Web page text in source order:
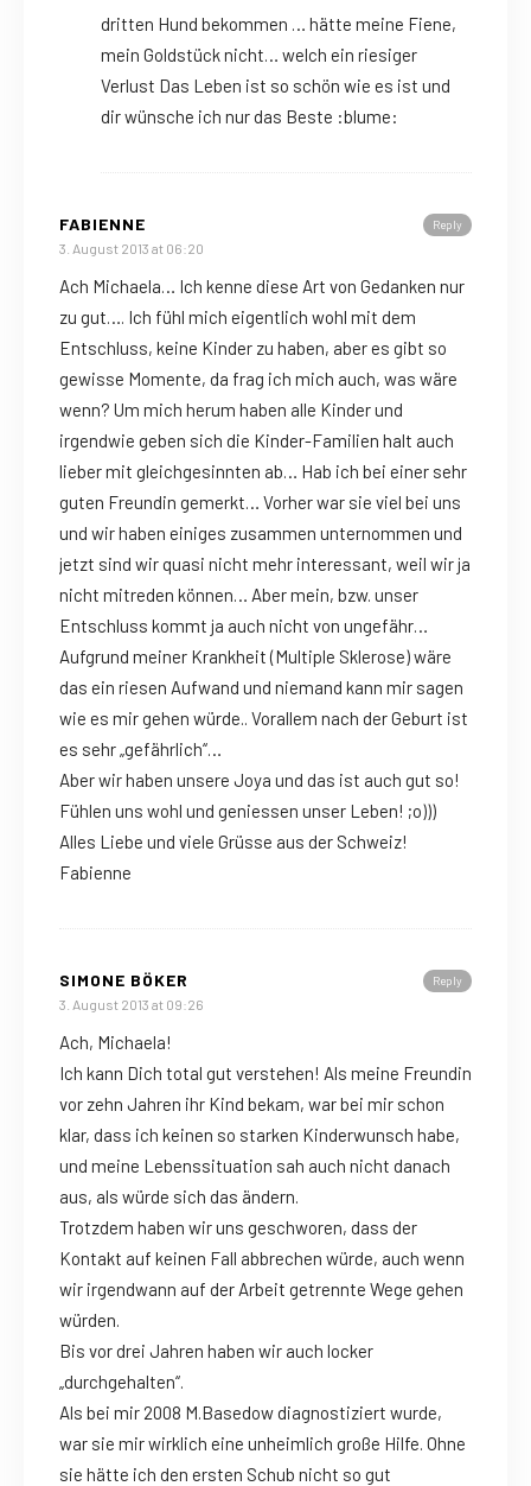
dritten Hund bekommen … hätte meine Fiene,
mein Goldstück nicht… welch ein riesiger
Verlust Das Leben ist so schön wie es ist und
dir wünsche ich nur das Beste :blume:
Reply
FABIENNE
3. August 2013 at 06:20
Ach Michaela… Ich kenne diese Art von Gedanken nur
zu gut…. Ich fühl mich eigentlich wohl mit dem
Entschluss, keine Kinder zu haben, aber es gibt so
gewisse Momente, da frag ich mich auch, was wäre
wenn? Um mich herum haben alle Kinder und
irgendwie geben sich die Kinder-Familien halt auch
lieber mit gleichgesinnten ab… Hab ich bei einer sehr
guten Freundin gemerkt… Vorher war sie viel bei uns
und wir haben einiges zusammen unternommen und
jetzt sind wir quasi nicht mehr interessant, weil wir ja
nicht mitreden können… Aber mein, bzw. unser
Entschluss kommt ja auch nicht von ungefähr…
Aufgrund meiner Krankheit (Multiple Sklerose) wäre
das ein riesen Aufwand und niemand kann mir sagen
wie es mir gehen würde.. Vorallem nach der Geburt ist
es sehr „gefährlich“…
Aber wir haben unsere Joya und das ist auch gut so!
Fühlen uns wohl und geniessen unser Leben! ;o)))
Alles Liebe und viele Grüsse aus der Schweiz!
Fabienne
Reply
SIMONE BÖKER
3. August 2013 at 09:26
Ach, Michaela!
Ich kann Dich total gut verstehen! Als meine Freundin
vor zehn Jahren ihr Kind bekam, war bei mir schon
klar, dass ich keinen so starken Kinderwunsch habe,
und meine Lebenssituation sah auch nicht danach
aus, als würde sich das ändern.
Trotzdem haben wir uns geschworen, dass der
Kontakt auf keinen Fall abbrechen würde, auch wenn
wir irgendwann auf der Arbeit getrennte Wege gehen
würden.
Bis vor drei Jahren haben wir auch locker
„durchgehalten“.
Als bei mir 2008 M.Basedow diagnostiziert wurde,
war sie mir wirklich eine unheimlich große Hilfe. Ohne
sie hätte ich den ersten Schub nicht so gut